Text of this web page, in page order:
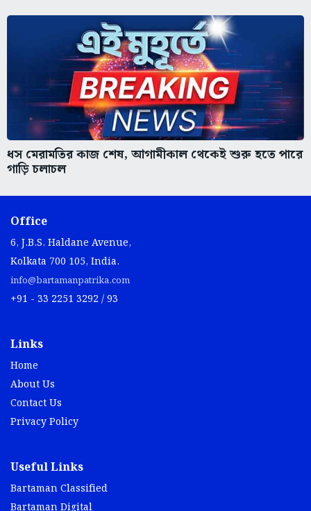
ধস মেরামতির কাজ শেষ, আগামীকাল থেকেই শুরু হতে পারে
গাড়ি চলাচল
Office
6, J.B.S. Haldane Avenue,
Kolkata 700 105, India.
info@bartamanpatrika.com
+91 - 33 2251 3292 / 93
Links
Home
About Us
Contact Us
Privacy Policy
Useful Links
Bartaman Classified
Bartaman Digital